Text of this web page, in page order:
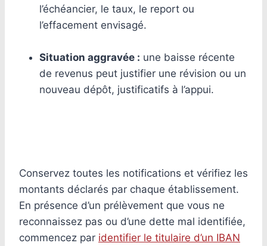
l’échéancier, le taux, le report ou
l’effacement envisagé.
Situation aggravée : une baisse récente
de revenus peut justifier une révision ou un
nouveau dépôt, justificatifs à l’appui.
Conservez toutes les notifications et vérifiez les
montants déclarés par chaque établissement.
En présence d’un prélèvement que vous ne
reconnaissez pas ou d’une dette mal identifiée,
commencez par identifier le titulaire d’un IBAN